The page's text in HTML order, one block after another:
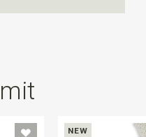
NEW